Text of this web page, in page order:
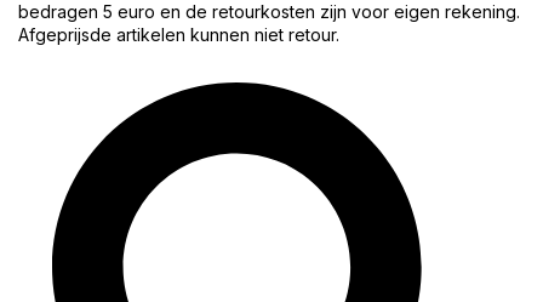
bedragen 5 euro en de retourkosten zijn voor eigen rekening.
Afgeprijsde artikelen kunnen niet retour.